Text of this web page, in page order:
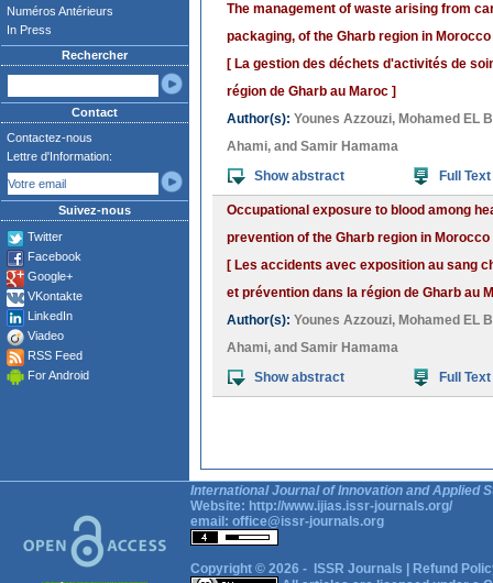
Numéros Antérieurs
In Press
Rechercher
Contact
Contactez-nous
Lettre d'Information:
Suivez-nous
Twitter
Facebook
Google+
VKontakte
LinkedIn
Viadeo
RSS Feed
For Android
The management of waste arising from
packaging, of the Gharb region in Morocco
[ La gestion des déchets d'activités de
région de Gharb au Maroc ]
Author(s): Younes Azzouzi, Mohamed EL
Ahami, and Samir Hamama
Show abstract
Full Text
Occupational exposure to blood among
prevention of the Gharb region in Morocco
[ Les accidents avec exposition au sang
et prévention dans la région de Gharb au
Author(s): Younes Azzouzi, Mohamed EL
Ahami, and Samir Hamama
Show abstract
Full Text
International Journal of Innovation and Applied
Website: http://www.ijias.issr-journals.org/
email: office@issr-journals.org
Copyright © 2026 - ISSR Journals
Refund